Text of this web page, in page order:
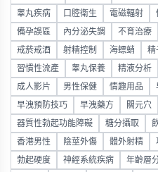
睾丸疾病 口腔衛生 電磁輻射
備孕誤區 內分泌失調 不育治療
戒菸戒酒 射精控制 海螵蛸 精
習慣性流產 睾丸保養 精液分析
成人影片 男性保健 情趣用品
早洩預防技巧 早洩藥方 關元穴
器質性勃起功能障礙 糖分攝取
香港男性 陰莖外傷 體外射精
勃起硬度 神經系統疾病 年齡層